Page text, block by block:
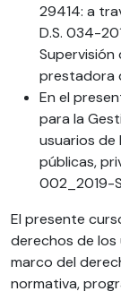
29414: a
D.S. 034-
Supervisión
prestadora
En el
para la
usuarios
públicas,
002_2019-
El presente
derechos de los
marco del
normativa,